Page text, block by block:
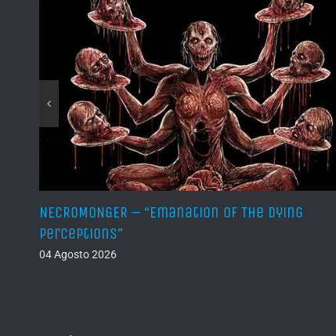
NECROMONGER – “Emanation Of The Dying
Perceptions”
04 Agosto 2026